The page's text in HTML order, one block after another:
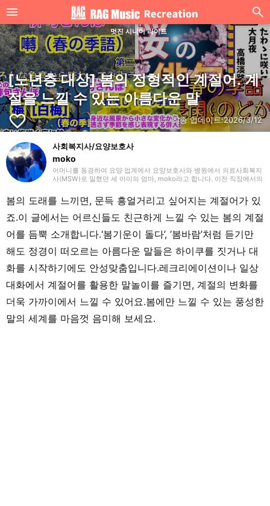
멋진 시니어 라이프
[노년층 대상] 봄의 정형적인 계절어. 계
절을 느낄 수 있는 아름다운 말
favorite_border 최종 업데이트:2026/3/12
사회복지사/요양보호사
moko
어머니를 동경하여 요양 업계에서 요양보호사와 병원에서 의료사회복지
사(MSW)로 일했던 세 아이의 엄마, moko라고 합니다. 이전 직장에서의
니다.
봄의 도래를 느끼면, 문득 흥얼거리고 싶어지는 계절어가 있
죠.이 글에서는 어르신들도 친근하게 느낄 수 있는 봄의 계절
어를 듬뿍 소개합니다.‘봄기운이 돌다’, ‘봄바람’처럼 듣기만
해도 정경이 떠오르는 아름다운 말들은 하이쿠를 짓거나 대
화를 시작하기에도 안성맞춤입니다.레크리에이션이나 일상
대화에서 계절어를 활용한 말놀이를 즐기면, 계절의 변화를
더욱 가까이에서 느낄 수 있어요.봄에만 느낄 수 있는 풍성한
말의 세계를 마음껏 음미해 보세요.